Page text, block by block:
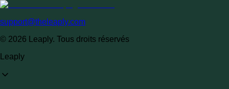
support@theleaply.com
© 2026 Leaply. Tous droits réservés
Leaply